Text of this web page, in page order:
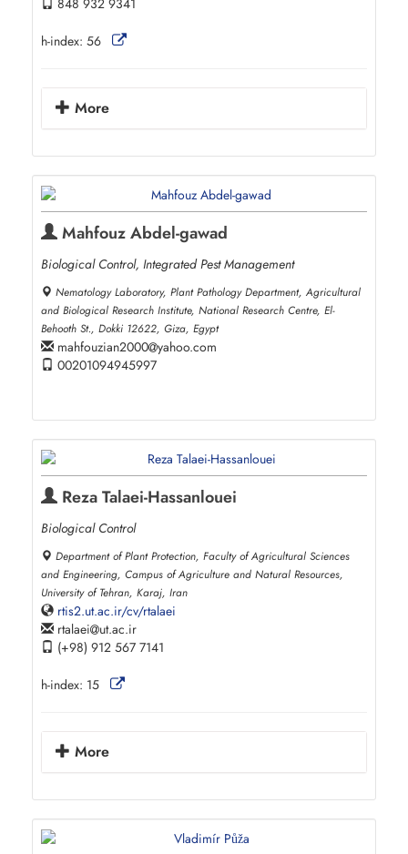
848 932 9341
h-index: 56
More
Mahfouz Abdel-gawad
Biological Control, Integrated Pest Management
Nematology Laboratory, Plant Pathology Department, Agricultural
and Biological Research Institute, National Research Centre, El-
Behooth St., Dokki 12622, Giza, Egypt
mahfouzian2000 yahoo.com
00201094945997
Reza Talaei-Hassanlouei
Biological Control
Department of Plant Protection, Faculty of Agricultural Sciences
and Engineering, Campus of Agriculture and Natural Resources,
University of Tehran, Karaj, Iran
rtis2.ut.ac.ir/cv/rtalaei
rtalaei ut.ac.ir
(+98) 912 567 7141
h-index: 15
More